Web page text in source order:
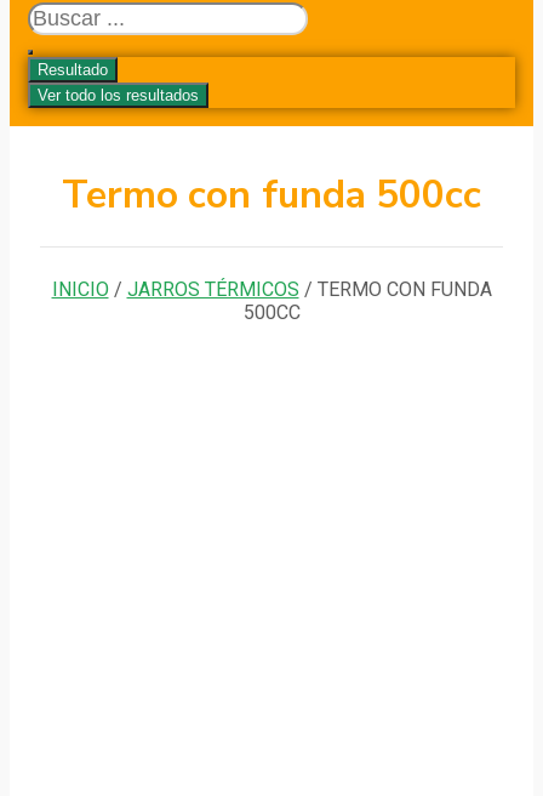
Search
...
Resultado
Ver todo los resultados
Termo con funda 500cc
INICIO/ JARROS TÉRMICOS / TERMO CON FUNDA
500CC